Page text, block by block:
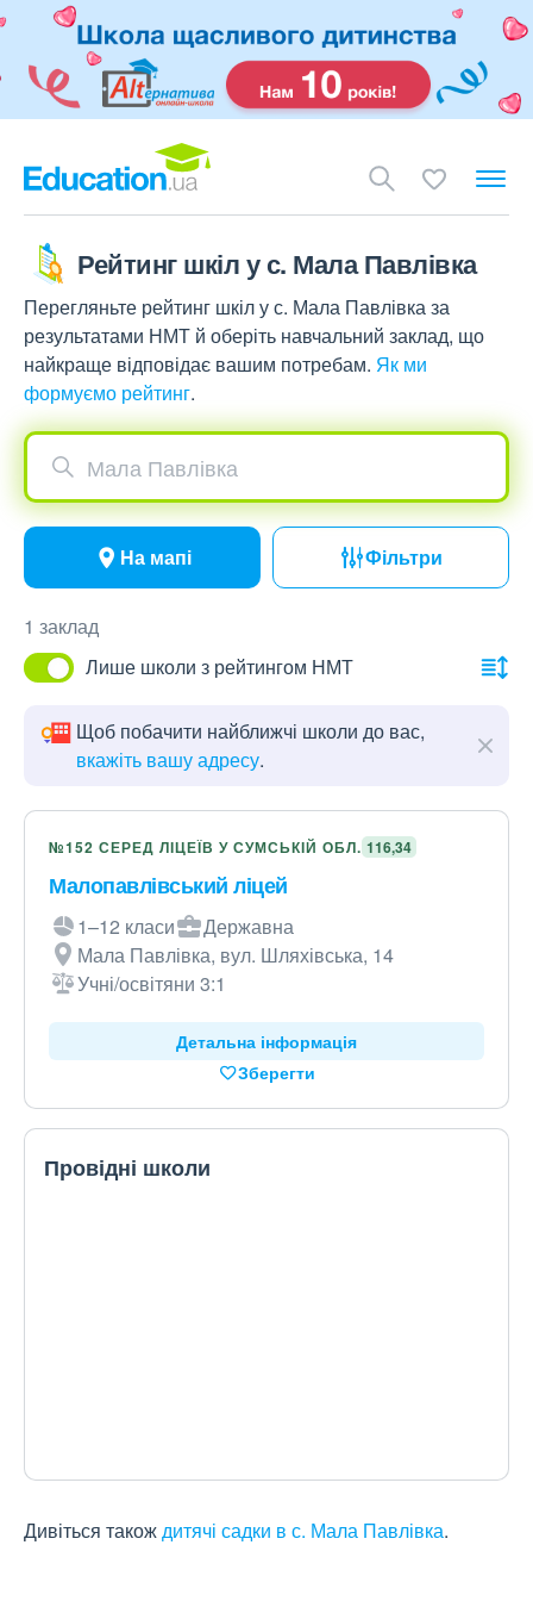
Рейтинг шкіл у с. Мала Павлівка
Перегляньте рейтинг шкіл у с. Мала Павлівка за
результатами НМТ й оберіть навчальний заклад, що
найкраще відповідає вашим потребам. Як ми
формуємо рейтинг.
Мала Павлівка
На мапі Фільтри
1 заклад
Лише школи з рейтингом НМТ
Щоб побачити найближчі школи до вас,
вкажіть вашу адресу.
№152 СЕРЕД ЛІЦЕЇВ У СУМСЬКІЙ ОБЛ. 116,34
Малопавлівський ліцей
1–12 класи
Державна
Мала Павлівка, вул. Шляхівська, 14
Учні/освітяни 3:1
Детальна інформація
Зберегти
Провідні школи
Дивіться такождитячі садки в с. Мала Павлівка.